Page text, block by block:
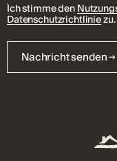
Ich stimme den
Datenschutzrichtliniezu.
Nachricht senden